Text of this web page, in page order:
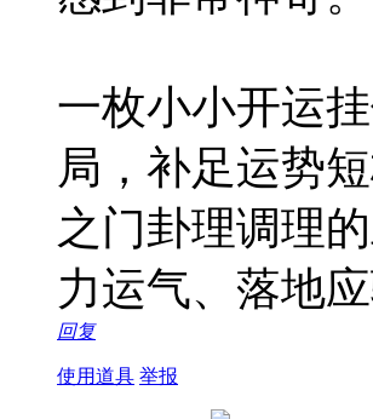
一枚小小开运
局，补足运势
之门卦理调理
力运气、落地应
回复
使用道具 举报